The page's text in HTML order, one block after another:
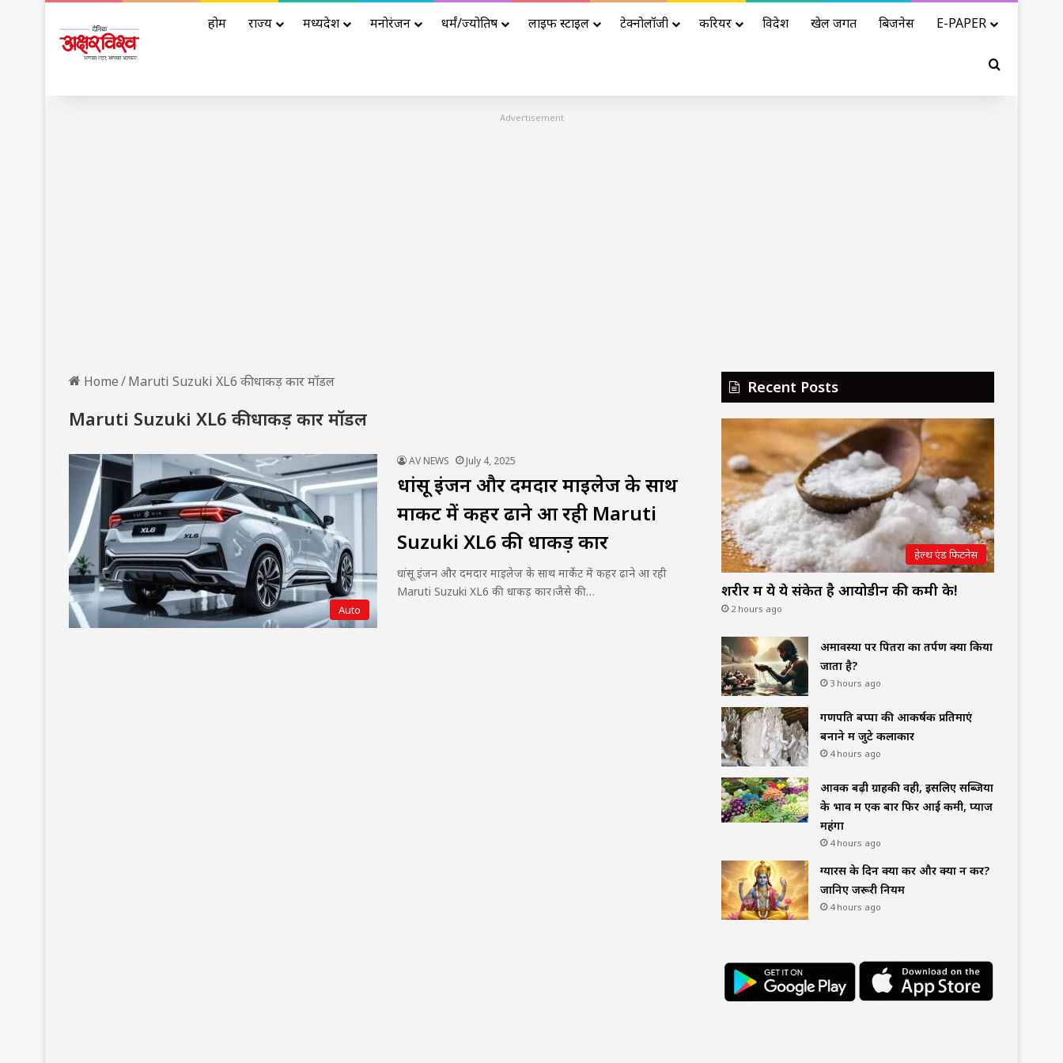
होम राज्य मध्यप्रदेश मनोरंजन धर्मं/ज्योतिष लाइफ स्टाइल टेक्नोलॉजी करियर विदेश खेल जगत बिजनेस E-PAPER
Search for
Advertisement
Home/Maruti Suzuki XL6 की धाकड़ कार मॉडल
Maruti Suzuki XL6 की धाकड़ कार मॉडल
Auto
AV NEWS July 4, 2025
धांसू इंजन और दमदार माइलेज के साथ
मार्केट में कहर ढाने आ रही Maruti
Suzuki XL6 की धाकड़ कार
धांसू इंजन और दमदार माइलेज के साथ मार्केट में कहर ढाने आ रही
Maruti Suzuki XL6 की धाकड़ कार।जैसे की…
Recent Posts
हेल्थ एंड फिटनेस
शरीर में ये ये संकेत है आयोडीन की कमी के!
2 hours ago
अमावस्या पर पितरों का तर्पण क्यों किया
जाता है?
3 hours ago
गणपति बप्पा की आकर्षक प्रतिमाएं
बनाने में जुटे कलाकार
4 hours ago
आवक बढ़ी ग्राहकी वही, इसलिए सब्जियों
के भाव में एक बार फिर आई कमी, प्याज
महंगा
4 hours ago
ग्यारस के दिन क्या करें और क्या न करें?
जानिए जरूरी नियम
4 hours ago